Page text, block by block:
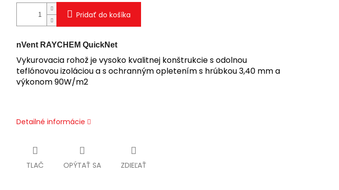
Pridať do košíka
nVent RAYCHEM ​QuickNet
Vykurovacia rohož je vysoko kvalitnej konštrukcie s odolnou
teflónovou izoláciou a s ochranným opletením s hrúbkou 3,40 mm a
výkonom 90W/m2
Detailné informácie
TLAČ OPÝTAŤ SA ZDIEĽAŤ